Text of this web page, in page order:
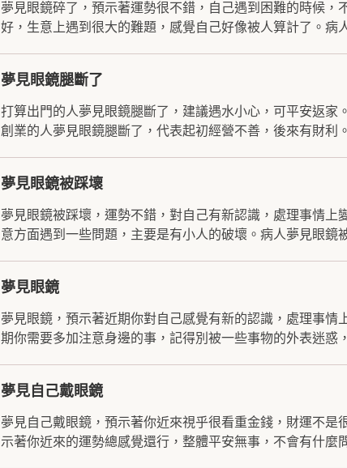
夢見眼鏡碎了，預示著運勢很不錯，自己遇到困難的時候
好，生意上遇到很大的難題，感覺自己好像被人算計了。病
夢見眼鏡腿斷了
打算出門的人夢見眼鏡腿斷了，建議遇水小心，可平安返家
創業的人夢見眼鏡腿斷了，代表起初經營不善，後來有財利
夢見眼鏡被踩壞
夢見眼鏡被踩壞，運勢不錯，對自己有新認識，處理事情
意方面遇到一些問題，主要是有小人的破壞。病人夢見眼鏡
夢見眼鏡
夢見眼鏡，預示著近期你對自己感覺有新的認識，處理事
期你需要多加注意身邊的事，記得別被一些事物的外表迷惑
夢見自己戴眼鏡
夢見自己戴眼鏡，預示著你近來視乎很看重金錢，財運不
示著你近來的運勢總感覺還行，整體平安無事，不會有什麼